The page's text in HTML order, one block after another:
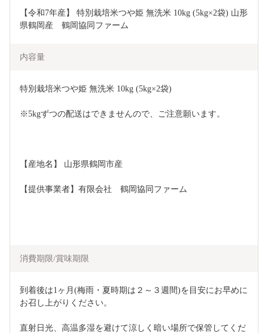
【令和7年産】 特別栽培米つや姫 無洗米 10kg (5kg×2袋) 山形
県鶴岡産　鶴岡協同ファーム
内容量
特別栽培米つや姫 無洗米 10kg (5kg×2袋)
※5kgずつの配送はできませんので、ご注意願います。
【産地名】 山形県鶴岡市産
【提供事業者】有限会社　鶴岡協同ファーム
消費期限/賞味期限
到着後は1ヶ月(梅雨・夏時期は２～３週間)を目安にお早めに
お召し上がりください。
直射日光、高温多湿を避けて涼しく暗い場所で保管してくだ